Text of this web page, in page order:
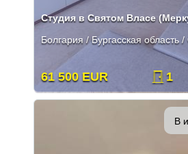
Студия в Святом Власе
Болгария / Бургасская область
61 500 EUR 1
В